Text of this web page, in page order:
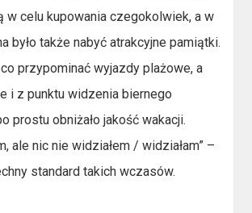
w celu kupowania czegokolwiek, a w
było także nabyć atrakcyjne pamiątki.
przypominać wyjazdy plażowe, a
i z punktu widzenia biernego
prostu obniżało jakość wakacji.
ale nic nie widziałem / widziałam” –
standard takich wczasów.